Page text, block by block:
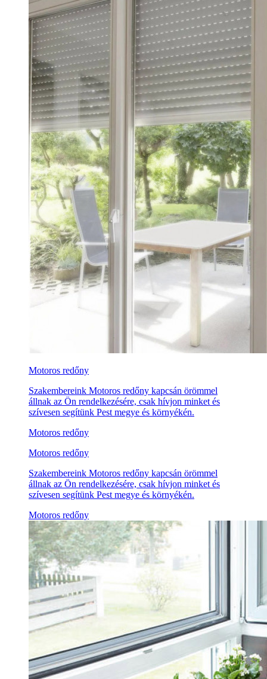
Motoros redőny
Szakembereink Motoros redőny kapcsán örömmel
állnak az Ön rendelkezésére, csak hívjon minket és
szívesen segítünk Pest megye és környékén.
Motoros redőny
Motoros redőny
Szakembereink Motoros redőny kapcsán örömmel
állnak az Ön rendelkezésére, csak hívjon minket és
szívesen segítünk Pest megye és környékén.
Motoros redőny